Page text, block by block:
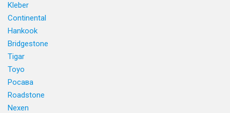
Kleber
Continental
Hankook
Bridgestone
Tigar
Toyo
Росава
Roadstone
Nexen